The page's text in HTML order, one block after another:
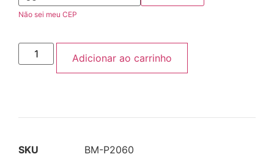
Não sei meu CEP
Adicionar ao carrinho
SKU
BM-P2060